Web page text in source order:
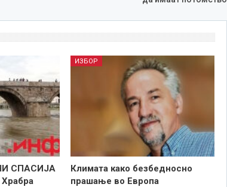
СПАСИЈА
ИЗБОР
Климата како безбедносно
прашање во Европа